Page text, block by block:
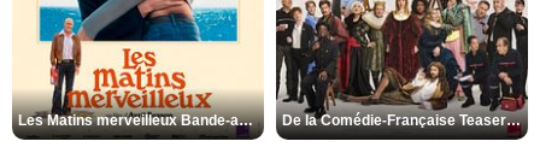
Les Matins merveilleux Bande-annonce VF De la Comédie-Française Teaser VF